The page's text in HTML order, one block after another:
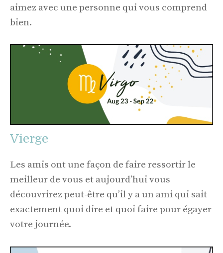
aimez avec une personne qui vous comprend
bien.
Vierge
Les amis ont une façon de faire ressortir le
meilleur de vous et aujourd’hui vous
découvrirez peut-être qu’il y a un ami qui sait
exactement quoi dire et quoi faire pour égayer
votre journée.